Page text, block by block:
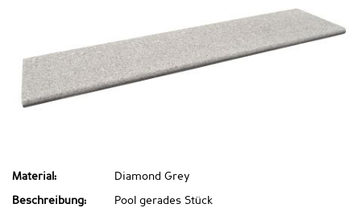
Material: Diamond Grey
Beschreibung: Pool gerades Stück